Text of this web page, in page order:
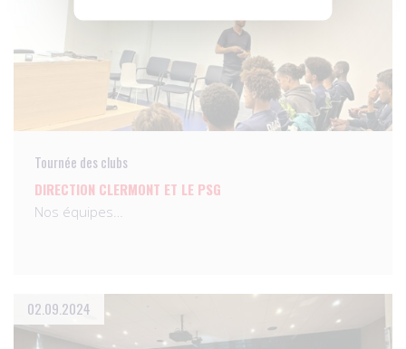
Tournée des clubs
DIRECTION CLERMONT ET LE PSG
Nos équipes…
02.09.2024